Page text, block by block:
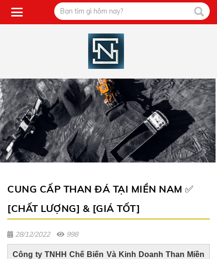
CUNG CẤP THAN ĐÁ TẠI MIỀN NAM ✅
[CHẤT LƯỢNG] & [GIÁ TỐT]
28/12/2022 998
Công ty TNHH Chế Biến Và Kinh Doanh Than Miền